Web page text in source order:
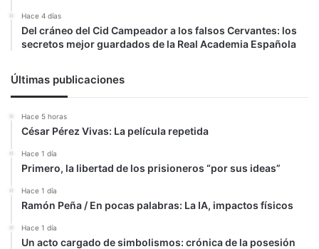
Hace 4 días
Del cráneo del Cid Campeador a los falsos Cervantes: los
secretos mejor guardados de la Real Academia Española
Últimas publicaciones
Hace 5 horas
César Pérez Vivas: La película repetida
Hace 1 día
Primero, la libertad de los prisioneros “por sus ideas”
Hace 1 día
Ramón Peña / En pocas palabras: La IA, impactos físicos
Hace 1 día
Un acto cargado de simbolismos: crónica de la posesión